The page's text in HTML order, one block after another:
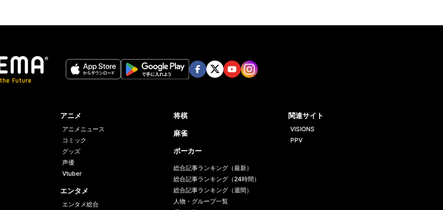
アニメ
アニメニュース
コミック
グッズ
声優
Vtuber
エンタメ
エンタメ総合
将棋
麻雀
ポーカー
総合記事ランキング（最新）
総合記事ランキング（24時間）
総合記事ランキング（週間）
人物・グループ一覧
関連サイト
VISIONS
PPV